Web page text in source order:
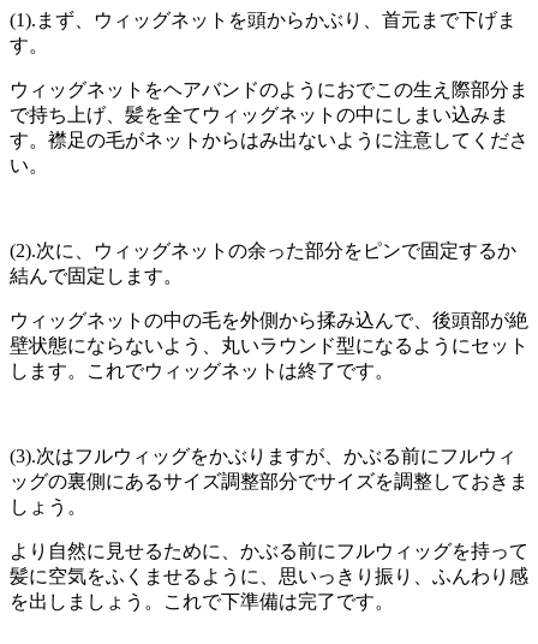
(1).まず、
ウィッグネットを頭からかぶり、首元まで下げま
す。
ウィッグネットをヘアバンドのようにおでこの生え際部分ま
で持ち上げ、髪を全てウィッグネットの中にしまい込みま
す。 襟足の毛がネットからはみ出ないように注意してくださ
い。
(2).次に、ウィッグネットの余った部分をピンで固定するか
結んで固定します。
ウィッグネットの中の毛を外側から揉み込んで、後頭部が絶
壁状態にならないよう、丸いラウンド型になるようにセット
します。
これでウィッグネットは終了です。
(3).次はフルウィッグをかぶりますが、 かぶる前にフルウィ
ッグの裏側にあるサイズ調整部分でサイズを調整しておきま
しょう。
より自然に見せるために、かぶる前にフルウィッグを持って
髪に空気をふくませるように、思いっきり振り、ふんわり感
を出しましょう。
これで下準備は完了です。